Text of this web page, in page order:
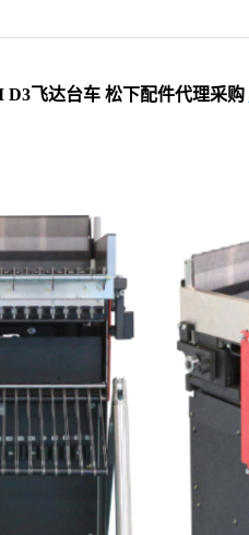
D3飞达台车 松下配件代理采购